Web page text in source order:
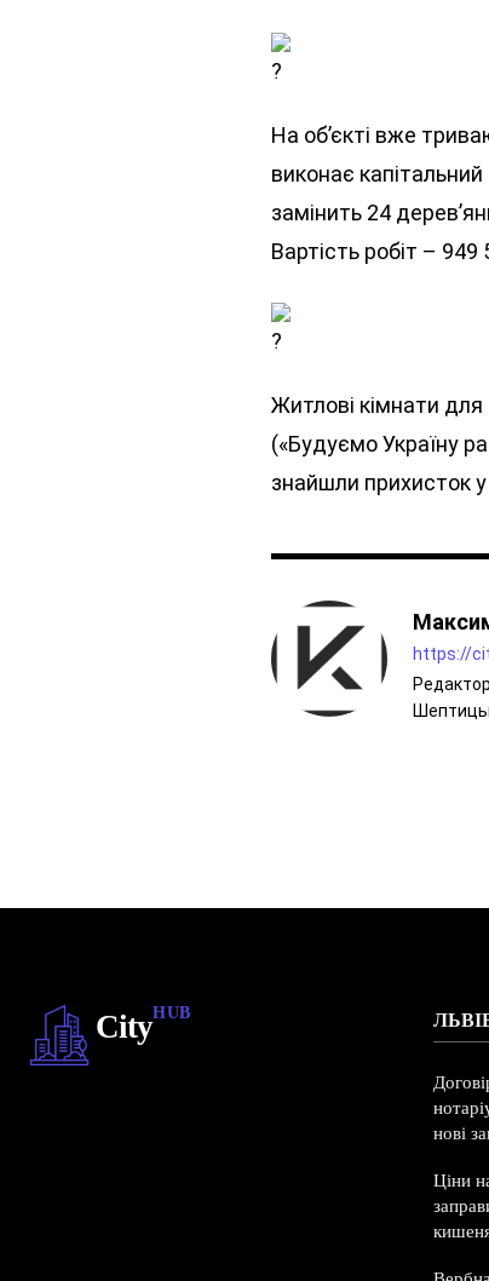
На об’єкті вже
виконає
замінить 24
Вартість робіт – 949
Житлові кімнати
(«Будуємо Україну
знайшли прихисток
https://
CityHUB
нові
Ціни